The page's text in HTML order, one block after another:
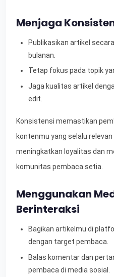
Menjaga
Publikasikan artikel
bulanan.
Tetap fokus pada topik
Jaga kualitas artikel
edit.
Konsistensi memastikan
kontenmu yang selalu
meningkatkan loyalitas dan
komunitas pembaca setia.
Menggunakan
Berinteraksi
Bagikan artikelmu di
dengan target pembaca.
Balas komentar dan
pembaca di media sosial.